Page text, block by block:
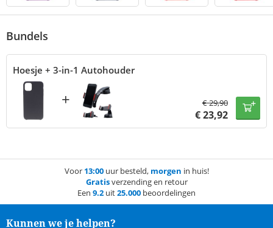
Bundels
Hoesje + 3-in-1 Autohouder
+ €29,90
€23,92
Voor 13:00uur besteld, morgen in huis!
Gratisverzending en retour
Een 9.2 uit25.000 beoordelingen
Kunnen we je helpen?